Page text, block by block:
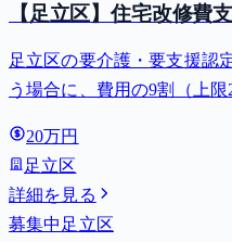
【足立区】住宅改修費
足立区の要介護・要支援認
う場合に、費用の9割（上限
20万円
足立区
詳細を見る
募集中 足立区